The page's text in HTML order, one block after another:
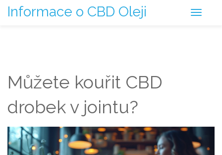
Informace o CBD Oleji
Můžete kouřit CBD
drobek v jointu?